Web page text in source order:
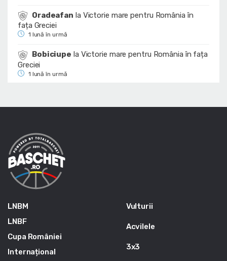
Oradeafan la Victorie mare pentru România în
fața Greciei
1 lună în urmă
Bobiciupe la Victorie mare pentru România în fața
Greciei
1 lună în urmă
LNBM
LNBF
Cupa României
Internațional
Vulturii
Acvilele
3x3